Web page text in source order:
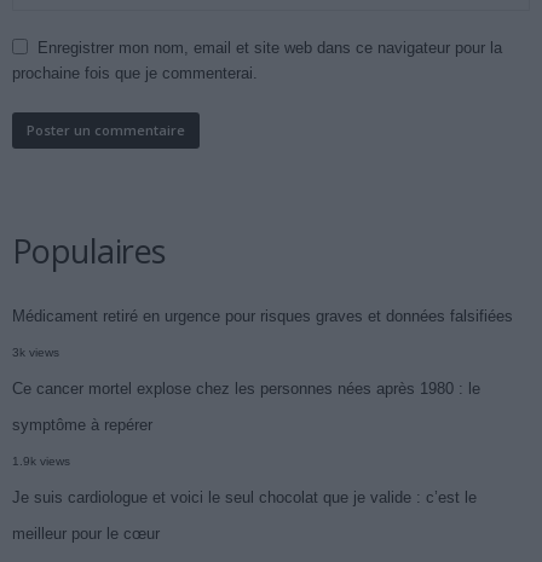
Enregistrer mon nom, email et site web dans ce navigateur pour la
prochaine fois que je commenterai.
Populaires
Médicament retiré en urgence pour risques graves et données falsifiées
3k views
Ce cancer mortel explose chez les personnes nées après 1980 : le
symptôme à repérer
1.9k views
Je suis cardiologue et voici le seul chocolat que je valide : c’est le
meilleur pour le cœur